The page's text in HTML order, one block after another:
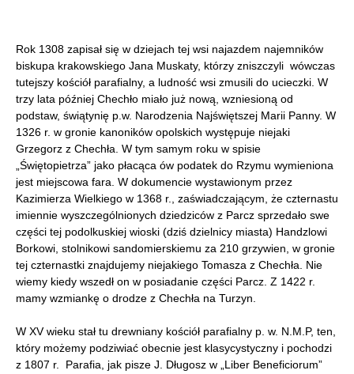
Rok 1308 zapisał się w dziejach tej wsi najazdem najemników
biskupa krakowskiego Jana Muskaty, którzy zniszczyli wówczas
tutejszy kościół parafialny, a ludność wsi zmusili do ucieczki. W
trzy lata później Chechło miało już nową, wzniesioną od
podstaw, świątynię p.w. Narodzenia Najświętszej Marii Panny. W
1326 r. w gronie kanoników opolskich występuje niejaki
Grzegorz z Chechła. W tym samym roku w spisie
„Świętopietrza” jako płacąca ów podatek do Rzymu wymieniona
jest miejscowa fara. W dokumencie wystawionym przez
Kazimierza Wielkiego w 1368 r., zaświadczającym, że czternastu
imiennie wyszczególnionych dziedziców z Parcz sprzedało swe
części tej podolkuskiej wioski (dziś dzielnicy miasta) Handzlowi
Borkowi, stolnikowi sandomierskiemu za 210 grzywien, w gronie
tej czternastki znajdujemy niejakiego Tomasza z Chechła. Nie
wiemy kiedy wszedł on w posiadanie części Parcz. Z 1422 r.
mamy wzmiankę o drodze z Chechła na Turzyn.
W XV wieku stał tu drewniany kościół parafialny p. w. N.M.P, ten,
który możemy podziwiać obecnie jest klasycystyczny i pochodzi
z 1807 r. Parafia, jak pisze J. Długosz w „Liber Beneficiorum”